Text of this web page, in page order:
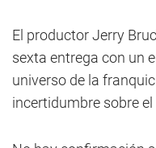
El productor Jerry
sexta entrega con un
universo de la
incertidumbre sobre